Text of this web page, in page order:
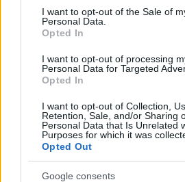
consent section.
I want to opt-out of the Sale of
Personal Data.
Opted In
I want to opt-out of processing
Personal Data for Targeted
Opted In
I want to opt-out of Collection,
Retention, Sale, and/or Sharing
Personal Data that Is Unrelated
Purposes for which it was
Opted Out
Google consents
unsplash
Φρούτα: Η κατανάλωση
περιορισμένη στις
δίαιτας. Κάποιες
γκρέιπφρουτ ή άλλων